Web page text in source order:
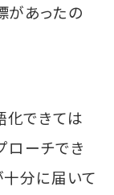
があったの
できては
ローチでき
十分に届いて